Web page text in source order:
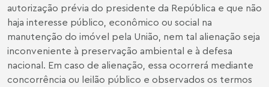
autorização prévia do presidente da República e que não
haja interesse público, econômico ou social na
manutenção do imóvel pela União, nem tal alienação seja
inconveniente à preservação ambiental e à defesa
nacional. Em caso de alienação, essa ocorrerá mediante
concorrência ou leilão público e observados os termos